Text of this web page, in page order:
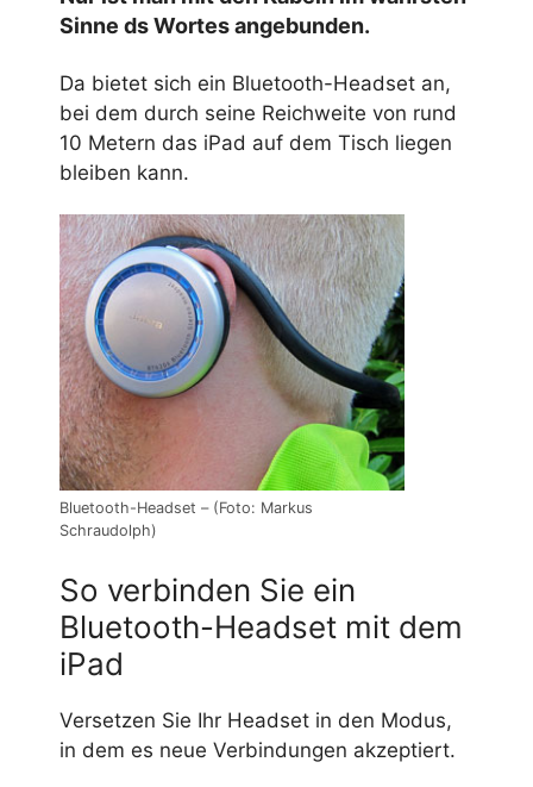
Sinne ds Wortes angebunden.
Da bietet sich ein Bluetooth-Headset an,
bei dem durch seine Reichweite von rund
10 Metern das iPad auf dem Tisch liegen
bleiben kann.
Bluetooth-Headset – (Foto: Markus
Schraudolph)
So verbinden Sie ein
Bluetooth-Headset mit dem
iPad
Versetzen Sie Ihr Headset in den Modus,
in dem es neue Verbindungen akzeptiert.